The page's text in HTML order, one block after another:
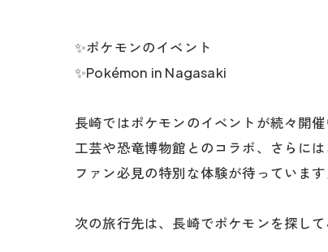
✨ポケモンのイベント
✨Pokémon in Nagasaki
長崎ではポケモンのイベントが続々開催
工芸や恐竜博物館とのコラボ、さらに
ファン必見の特別な体験が待っています
次の旅行先は、長崎でポケモンを探し